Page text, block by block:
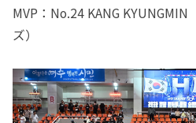
MVP：No.24 KANG
ズ）